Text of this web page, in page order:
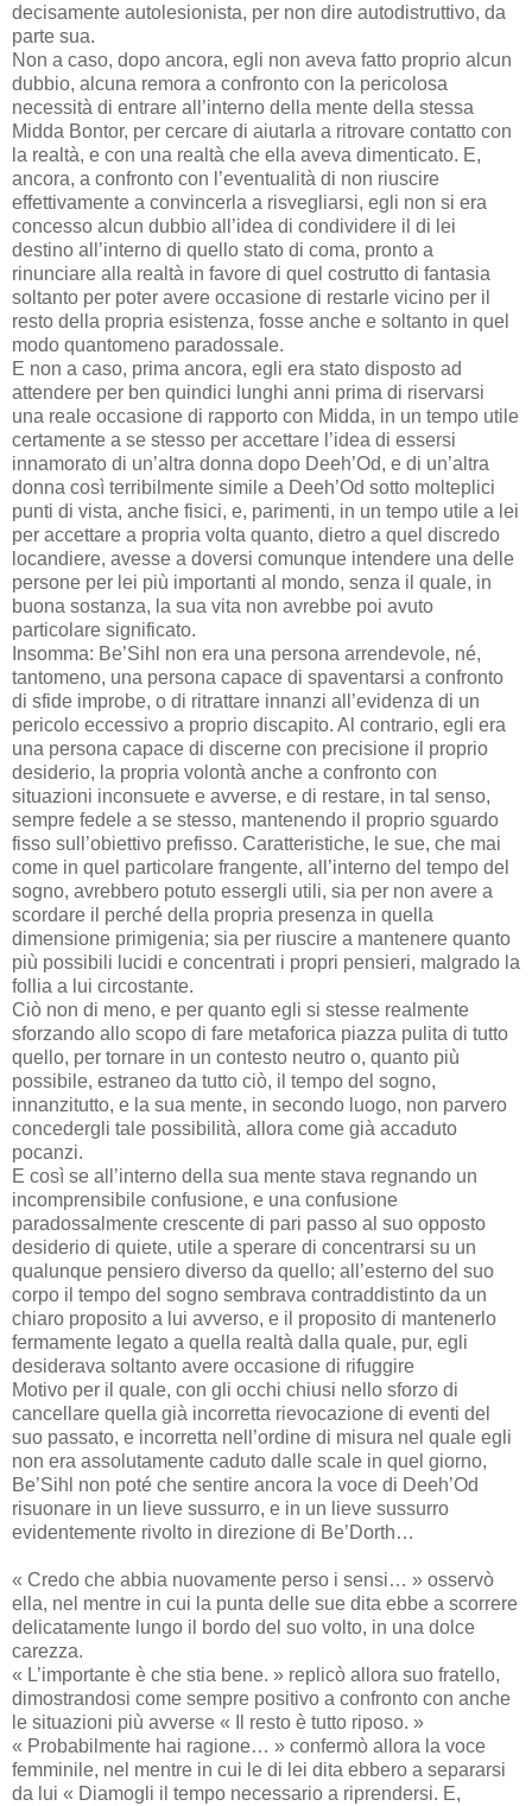
decisamente autolesionista, per non dire autodistruttivo, da
parte sua.
Non a caso, dopo ancora, egli non aveva fatto proprio alcun
dubbio, alcuna remora a confronto con la pericolosa
necessità di entrare all’interno della mente della stessa
Midda Bontor, per cercare di aiutarla a ritrovare contatto con
la realtà, e con una realtà che ella aveva dimenticato. E,
ancora, a confronto con l’eventualità di non riuscire
effettivamente a convincerla a risvegliarsi, egli non si era
concesso alcun dubbio all’idea di condividere il di lei
destino all’interno di quello stato di coma, pronto a
rinunciare alla realtà in favore di quel costrutto di fantasia
soltanto per poter avere occasione di restarle vicino per il
resto della propria esistenza, fosse anche e soltanto in quel
modo quantomeno paradossale.
E non a caso, prima ancora, egli era stato disposto ad
attendere per ben quindici lunghi anni prima di riservarsi
una reale occasione di rapporto con Midda, in un tempo utile
certamente a se stesso per accettare l’idea di essersi
innamorato di un’altra donna dopo Deeh’Od, e di un’altra
donna così terribilmente simile a Deeh’Od sotto molteplici
punti di vista, anche fisici, e, parimenti, in un tempo utile a lei
per accettare a propria volta quanto, dietro a quel discredo
locandiere, avesse a doversi comunque intendere una delle
persone per lei più importanti al mondo, senza il quale, in
buona sostanza, la sua vita non avrebbe poi avuto
particolare significato.
Insomma: Be’Sihl non era una persona arrendevole, né,
tantomeno, una persona capace di spaventarsi a confronto
di sfide improbe, o di ritrattare innanzi all’evidenza di un
pericolo eccessivo a proprio discapito. Al contrario, egli era
una persona capace di discerne con precisione il proprio
desiderio, la propria volontà anche a confronto con
situazioni inconsuete e avverse, e di restare, in tal senso,
sempre fedele a se stesso, mantenendo il proprio sguardo
fisso sull’obiettivo prefisso. Caratteristiche, le sue, che mai
come in quel particolare frangente, all’interno del tempo del
sogno, avrebbero potuto essergli utili, sia per non avere a
scordare il perché della propria presenza in quella
dimensione primigenia; sia per riuscire a mantenere quanto
più possibili lucidi e concentrati i propri pensieri, malgrado la
follia a lui circostante.
Ciò non di meno, e per quanto egli si stesse realmente
sforzando allo scopo di fare metaforica piazza pulita di tutto
quello, per tornare in un contesto neutro o, quanto più
possibile, estraneo da tutto ciò, il tempo del sogno,
innanzitutto, e la sua mente, in secondo luogo, non parvero
concedergli tale possibilità, allora come già accaduto
pocanzi.
E così se all’interno della sua mente stava regnando un
incomprensibile confusione, e una confusione
paradossalmente crescente di pari passo al suo opposto
desiderio di quiete, utile a sperare di concentrarsi su un
qualunque pensiero diverso da quello; all’esterno del suo
corpo il tempo del sogno sembrava contraddistinto da un
chiaro proposito a lui avverso, e il proposito di mantenerlo
fermamente legato a quella realtà dalla quale, pur, egli
desiderava soltanto avere occasione di rifuggire
Motivo per il quale, con gli occhi chiusi nello sforzo di
cancellare quella già incorretta rievocazione di eventi del
suo passato, e incorretta nell’ordine di misura nel quale egli
non era assolutamente caduto dalle scale in quel giorno,
Be’Sihl non poté che sentire ancora la voce di Deeh’Od
risuonare in un lieve sussurro, e in un lieve sussurro
evidentemente rivolto in direzione di Be’Dorth…
« Credo che abbia nuovamente perso i sensi… » osservò
ella, nel mentre in cui la punta delle sue dita ebbe a scorrere
delicatamente lungo il bordo del suo volto, in una dolce
carezza.
« L’importante è che stia bene. » replicò allora suo fratello,
dimostrandosi come sempre positivo a confronto con anche
le situazioni più avverse « Il resto è tutto riposo. »
« Probabilmente hai ragione… » confermò allora la voce
femminile, nel mentre in cui le di lei dita ebbero a separarsi
da lui « Diamogli il tempo necessario a riprendersi. E,